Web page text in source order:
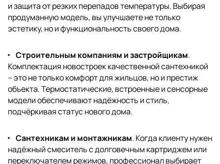
и защита от резких перепадов температуры. Выбирая
продуманную модель, вы улучшаете не только
эстетику, но и функциональность своего дома.
Строительным компаниям и застройщикам.
Комплектация новостроек качественной сантехникой
– это не только комфорт для жильцов, но и престиж
объекта. Термостатические, встроенные и сенсорные
модели обеспечивают надёжность и стиль,
подчёркивая статус нового дома.
Сантехникам и монтажникам. Когда клиенту нужен
надёжный смеситель с долговечным картриджем или
переключателем режимов, профессионал выбирает